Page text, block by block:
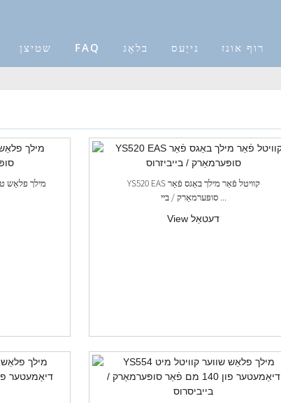
שטיצן FAQ בלאָג נייַעס רוף אונז
YS520 EAS קוויטל פֿאַר מילך באַגס פֿאַר
סופּערמאַרק / ביי ...
View דעטאַל